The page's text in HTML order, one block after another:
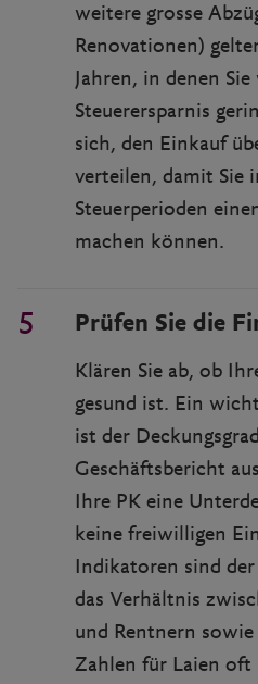
weitere grosse
Renovationen)
Jahren, in denen
Steuerersparnis
sich, den Einkauf
verteilen, damit Sie
Steuerperioden
machen können.
Prüfen Sie die
Klären Sie ab, ob
gesund ist. Ein
ist der
Geschäftsbericht
Ihre PK eine
keine freiwilligen
Indikatoren sind
das Verhältnis
und Rentnern
Zahlen für Laien oft